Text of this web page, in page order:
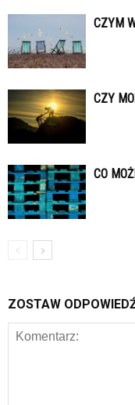
CZYM
CZY
CO
ZOSTAW